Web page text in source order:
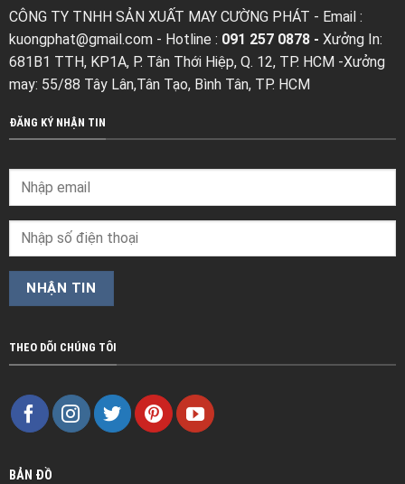
CÔNG TY TNHH SẢN XUẤT MAY CƯỜNG PHÁT - Email :
kuongphat@gmail.com- Hotline : 091 257 0878 - Xưởng In:
681B1 TTH, KP1A, P. Tân Thới Hiệp, Q. 12, TP. HCM -Xưởng
may: 55/88 Tây Lân,Tân Tạo, Bình Tân, TP. HCM
ĐĂNG KÝ NHẬN TIN
THEO DÕI CHÚNG TÔI
BẢN ĐỒ